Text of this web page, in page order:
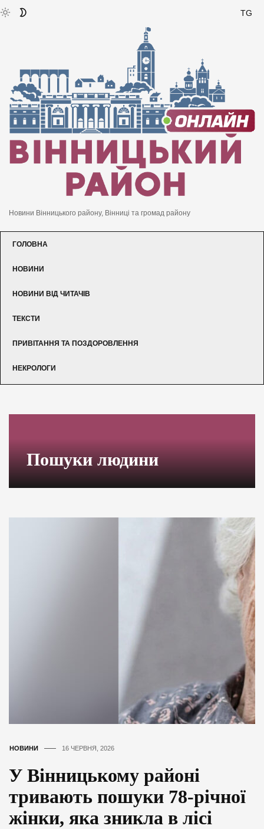
TG
Новини Вінницького району, Вінниці та громад району
ГОЛОВНА
НОВИНИ
НОВИНИ ВІД ЧИТАЧІВ
ТЕКСТИ
ПРИВІТАННЯ ТА ПОЗДОРОВЛЕННЯ
НЕКРОЛОГИ
Пошуки людини
НОВИНИ 16 ЧЕРВНЯ, 2026
У Вінницькому районі
тривають пошуки 78-річної
жінки, яка зникла в лісі